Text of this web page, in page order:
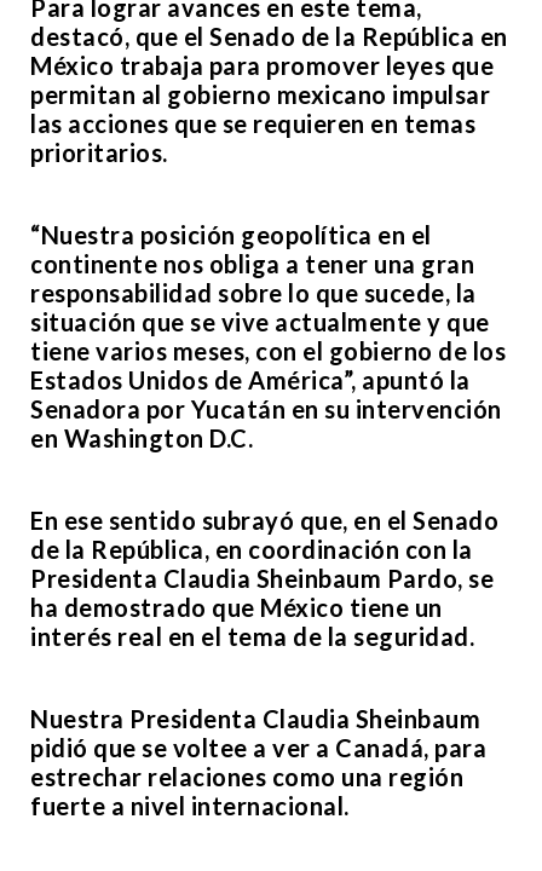
Para lograr avances en este tema,
destacó, que el Senado de la República en
México trabaja para promover leyes que
permitan al gobierno mexicano impulsar
las acciones que se requieren en temas
prioritarios.
“Nuestra posición geopolítica en el
continente nos obliga a tener una gran
responsabilidad sobre lo que sucede, la
situación que se vive actualmente y que
tiene varios meses, con el gobierno de los
Estados Unidos de América”, apuntó la
Senadora por Yucatán en su intervención
en Washington D.C.
En ese sentido subrayó que, en el Senado
de la República, en coordinación con la
Presidenta Claudia Sheinbaum Pardo, se
ha demostrado que México tiene un
interés real en el tema de la seguridad.
Nuestra Presidenta Claudia Sheinbaum
pidió que se voltee a ver a Canadá, para
estrechar relaciones como una región
fuerte a nivel internacional.